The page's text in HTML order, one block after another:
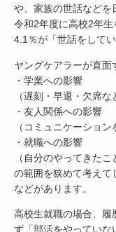
や、家族の世話などを
令和2年度に高校2年生
4.1％が「世話をして
ヤングケアラーが直面
・学業への影響
（遅刻・早退・欠席
・友人関係への影響
（コミュニケーション
・就職への影響
（自分のやってきた
の範囲を狭めて考えて
などがあります。
高校生就職の場合、履
ず「部活をやっていな